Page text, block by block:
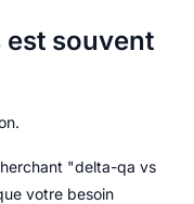
est souvent
"delta-qa vs
votre besoin